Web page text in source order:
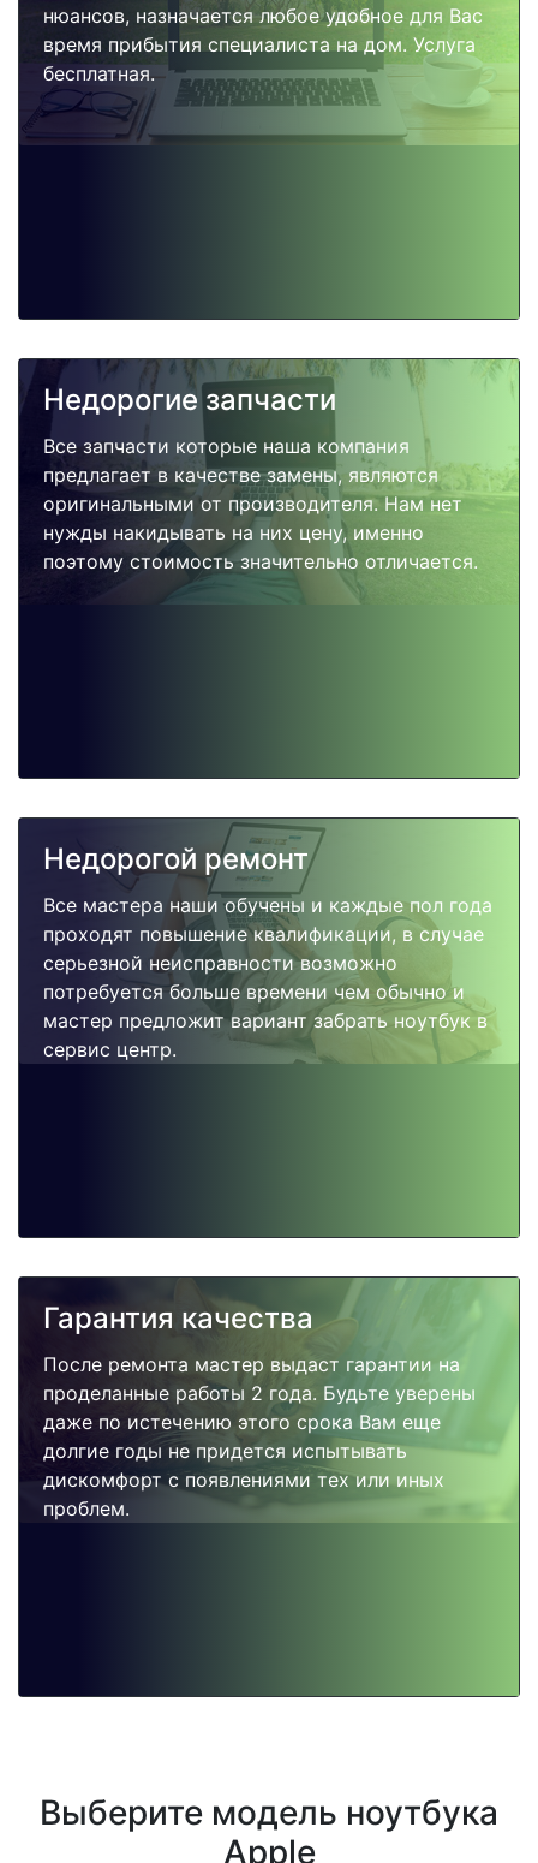
нюансов, назначается любое удобное для Вас
время прибытия специалиста на дом. Услуга
бесплатная.
Недорогие запчасти
Все запчасти которые наша компания
предлагает в качестве замены, являются
оригинальными от производителя. Нам нет
нужды накидывать на них цену, именно
поэтому стоимость значительно отличается.
Недорогой ремонт
Все мастера наши обучены и каждые пол года
проходят повышение квалификации, в случае
серьезной неисправности возможно
потребуется больше времени чем обычно и
мастер предложит вариант забрать ноутбук в
сервис центр.
Гарантия качества
После ремонта мастер выдаст гарантии на
проделанные работы 2 года. Будьте уверены
даже по истечению этого срока Вам еще
долгие годы не придется испытывать
дискомфорт с появлениями тех или иных
проблем.
Выберите модель ноутбука
Apple